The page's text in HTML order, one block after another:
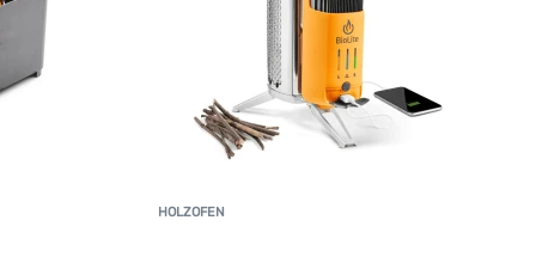
HOLZOFEN